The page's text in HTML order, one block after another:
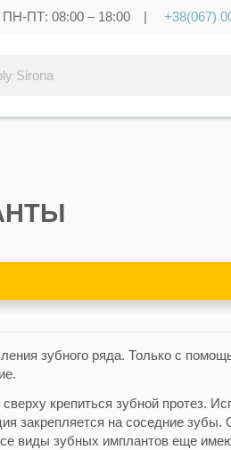
ПН-ПТ: 08:00 – 18:00 | +38(067)
зубного ряда. Только с
крепиться зубной протез.
закрепляется на соседние зубы.
виды зубных имплантов еще